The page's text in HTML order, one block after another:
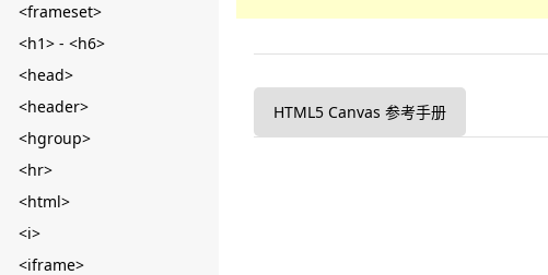
<frameset>
<h1> - <h6>
<head>
<header>
<hgroup>
<hr>
<html>
<i>
<iframe>
HTML5 Canvas 参考手册